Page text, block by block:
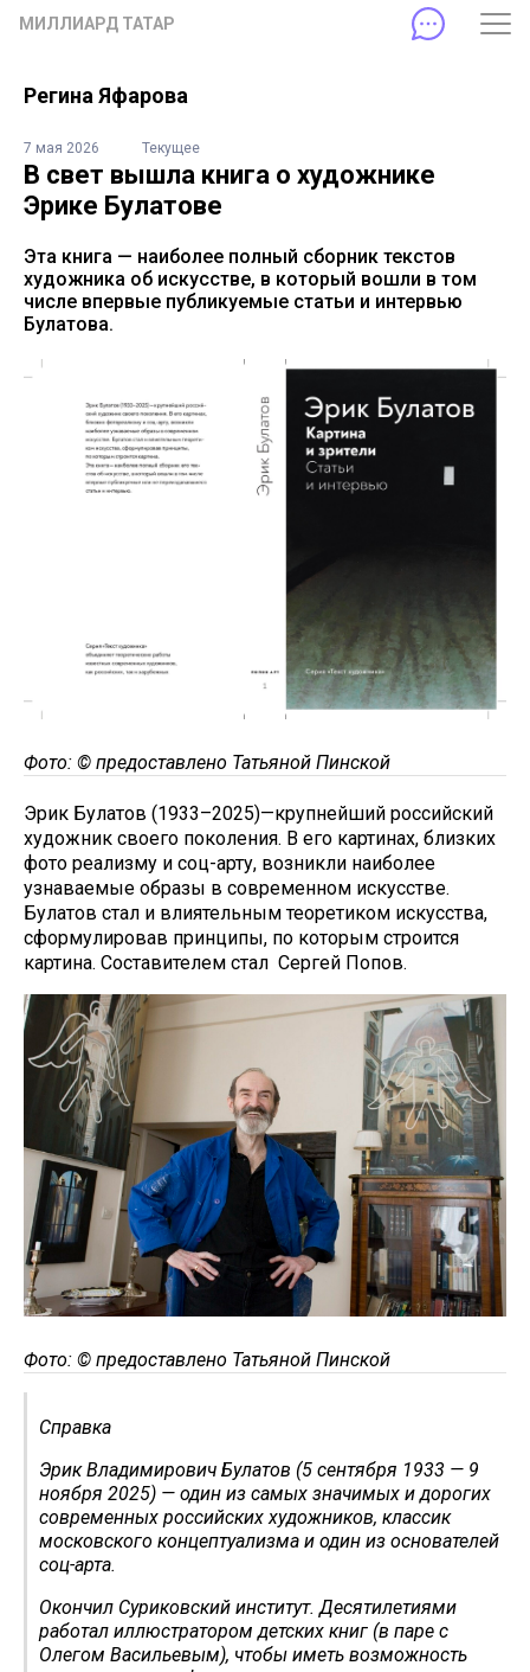
МИЛЛИАРД ТАТАР
Регина Яфарова
7 мая 2026 Текущее
В свет вышла книга о художнике
Эрике Булатове
Эта книга — наиболее полный сборник текстов
художника об искусстве, в который вошли в том
числе впервые публикуемые статьи и интервью
Булатова.
Фото: © предоставлено Татьяной Пинской
Эрик Булатов (1933–2025)—крупнейший российский
художник своего поколения. В его картинах, близких
фото реализму и соц-арту, возникли наиболее
узнаваемые образы в современном искусстве.
Булатов стал и влиятельным теоретиком искусства,
сформулировав принципы, по которым строится
картина. Составителем стал Сергей Попов.
Фото: © предоставлено Татьяной Пинской
Справка
Эрик Владимирович Булатов (5 сентября 1933 — 9
ноября 2025) — один из самых значимых и дорогих
современных российских художников, классик
московского концептуализма и один из основателей
соц-арта.
Окончил Суриковский институт. Десятилетиями
работал иллюстратором детских книг (в паре с
Олегом Васильевым), чтобы иметь возможность